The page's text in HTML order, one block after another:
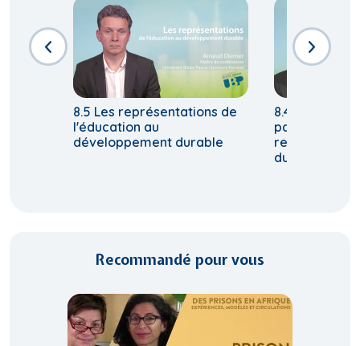
8.5 Les représentations de
l'éducation au
développement durable
8.4 Principes
parcours
relatif à un
durable
Recommandé pour vous